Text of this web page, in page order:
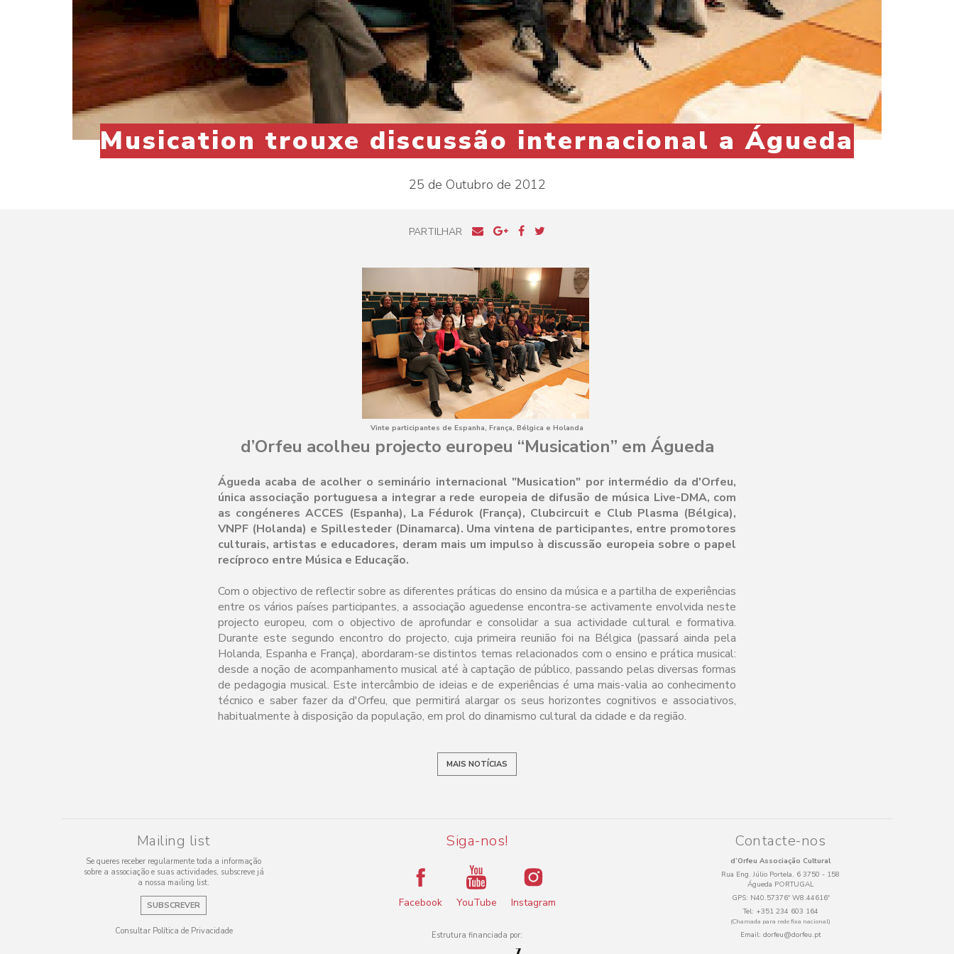
Musication trouxe discussão internacional a Águeda
25 de Outubro de 2012
PARTILHAR
Vinte participantes de Espanha, França, Bélgica e Holanda
d’Orfeu acolheu projecto europeu “Musication” em Águeda
Águeda acaba de acolher o seminário internacional "Musication" por intermédio da d'Orfeu,
única associação portuguesa a integrar a rede europeia de difusão de música Live-DMA, com
as congéneres ACCES (Espanha), La Fédurok (França), Clubcircuit e Club Plasma (Bélgica),
VNPF (Holanda) e Spillesteder (Dinamarca). Uma vintena de participantes, entre promotores
culturais, artistas e educadores, deram mais um impulso à discussão europeia sobre o papel
recíproco entre Música e Educação.
Com o objectivo de reflectir sobre as diferentes práticas do ensino da música e a partilha de experiências
entre os vários países participantes, a associação aguedense encontra-se activamente envolvida neste
projecto europeu, com o objectivo de aprofundar e consolidar a sua actividade cultural e formativa.
Durante este segundo encontro do projecto, cuja primeira reunião foi na Bélgica (passará ainda pela
Holanda, Espanha e França), abordaram-se distintos temas relacionados com o ensino e prática musical:
desde a noção de acompanhamento musical até à captação de público, passando pelas diversas formas
de pedagogia musical. Este intercâmbio de ideias e de experiências é uma mais-valia ao conhecimento
técnico e saber fazer da d'Orfeu, que permitirá alargar os seus horizontes cognitivos e associativos,
habitualmente à disposição da população, em prol do dinamismo cultural da cidade e da região.
MAIS NOTÍCIAS
Mailing list
Se queres receber regularmente toda a informação
sobre a associação e suas actividades, subscreve já
a nossa mailing list.
SUBSCREVER
Consultar Política de Privacidade
Siga-nos!
Facebook YouTube Instagram
Estrutura financiada por:
Contacte-nos
d’Orfeu Associação Cultural
Rua Eng. Júlio Portela, 6 3750 - 158
Águeda PORTUGAL
GPS: N40.57376º W8.44616º
Tel: +351 234 603 164
(Chamada para rede fixa nacional)
Email: dorfeu@dorfeu.pt